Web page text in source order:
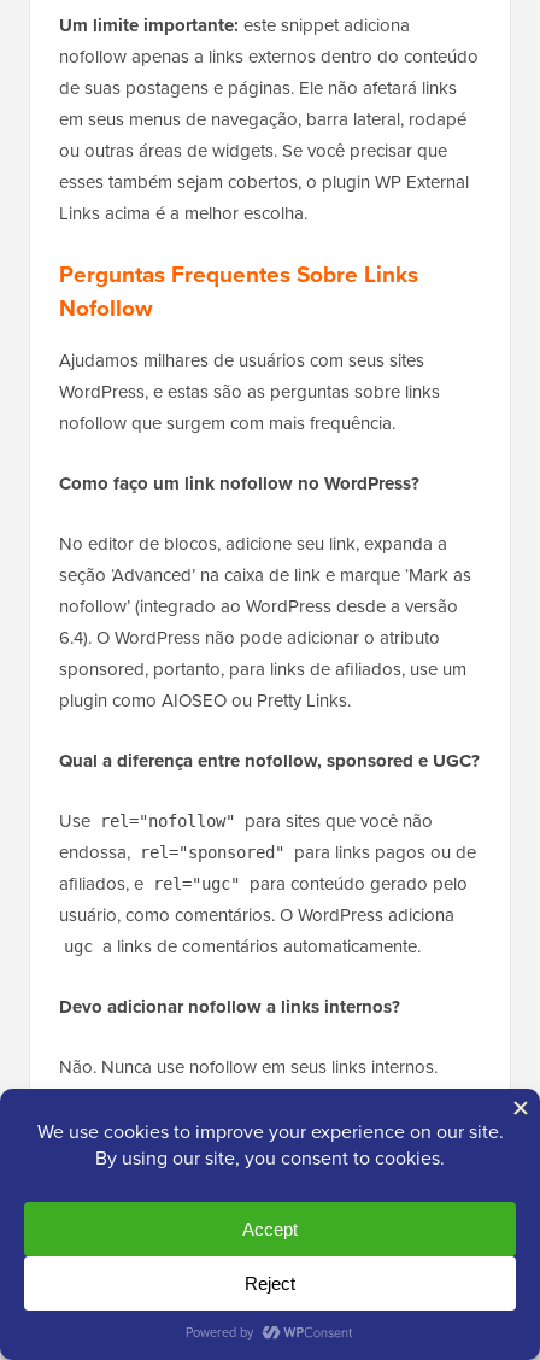
Um limite importante: este snippet adiciona
nofollow apenas a links externos dentro do conteúdo
de suas postagens e páginas. Ele não afetará links
em seus menus de navegação, barra lateral, rodapé
ou outras áreas de widgets. Se você precisar que
esses também sejam cobertos, o plugin WP External
Links acima é a melhor escolha.
Perguntas Frequentes Sobre Links
Nofollow
Ajudamos milhares de usuários com seus sites
WordPress, e estas são as perguntas sobre links
nofollow que surgem com mais frequência.
Como faço um link nofollow no WordPress?
No editor de blocos, adicione seu link, expanda a
seção ‘Advanced’ na caixa de link e marque ‘Mark as
nofollow’ (integrado ao WordPress desde a versão
6.4). O WordPress não pode adicionar o atributo
sponsored, portanto, para links de afiliados, use um
plugin como AIOSEO ou Pretty Links.
Qual a diferença entre nofollow, sponsored e UGC?
Use rel="nofollow"
para sites que você não
endossa,
rel="sponsored"
para links pagos ou de
afiliados, e
rel="ugc"
para conteúdo gerado pelo
usuário, como comentários. O WordPress adiciona
ugc a links de comentários automaticamente.
Devo adicionar nofollow a links internos?
Não. Nunca use nofollow em seus links internos.
seu site e a passar autoridade entre suas próprias
páginas, o que é bom para SEO. Se você quiser
resultados de pesquisa, use uma tag noindex ou uma
regra robots.txt em vez disso, não nofollow.
Qual a diferença entre nofollow e noindex?